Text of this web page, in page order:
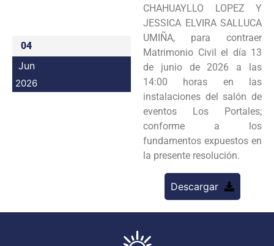
Intranet
04
Jun
2026
CHAHUAYLLO LOPEZ Y
JESSICA ELVIRA SALLUCA
UMIÑA, para contraer
Matrimonio Civil el día 13
de junio de 2026 a las
14:00 horas en las
instalaciones del salón de
eventos Los Portales;
conforme a los
fundamentos expuestos en
la presente resolución.
Descargar